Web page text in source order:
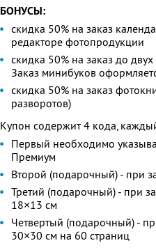
БОНУСЫ:
скидка 50% на заказ
редакторе фотопродукции
скидка 50% на заказ до
Заказ минибуков
скидка 50% на заказ
разворотов)
Купон содержит 4 кода,
Первый необходимо
Премиум
Второй (подарочный) - при
Третий (подарочный) - при
18×13 см
Четвертый (подарочный) -
30×30 см на 60 страниц